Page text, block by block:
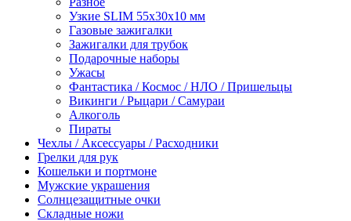
Узкие SLIM 55x30x10 мм
Газовые зажигалки
Зажигалки для трубок
Подарочные наборы
Ужасы
Фантастика / Космос / НЛО / Пришельцы
Викинги / Рыцари / Самураи
Алкоголь
Пираты
Чехлы / Аксессуары / Расходники
Грелки для рук
Кошельки и портмоне
Мужские украшения
Солнцезащитные очки
Складные ножи